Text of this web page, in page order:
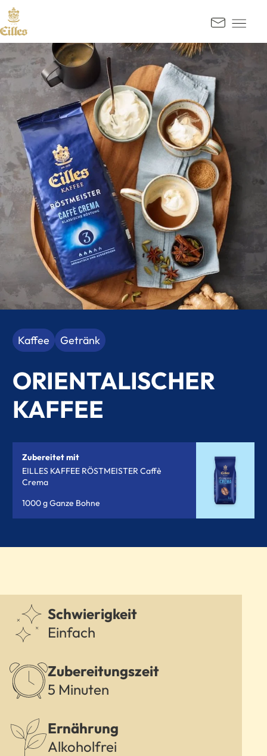
Kaffee Getränk
ORIENTALISCHER
KAFFEE
Zubereitet mit
EILLES KAFFEE RÖSTMEISTER Caffè
Crema
1000 g Ganze Bohne
Schwierigkeit
Einfach
Zubereitungszeit
5 Minuten
Ernährung
Alkoholfrei